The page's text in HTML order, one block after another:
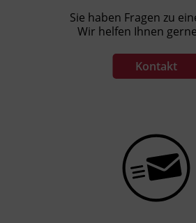
Sie haben Fragen zu
Wir helfen Ihnen
Kontakt